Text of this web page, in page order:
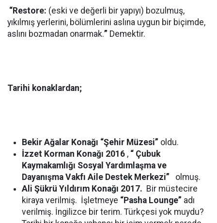
“Restore: (eski ve değerli bir yapıyı) bozulmuş,
yıkılmış yerlerini, bölümlerini aslına uygun bir biçimde,
aslını bozmadan onarmak.” Demektir.
Tarihi konaklardan;
Bekir Ağalar Konağı “Şehir Müzesi” oldu.
İzzet Korman Konağı 2016 , “ Çubuk
Kaymakamlığı Sosyal Yardımlaşma ve
Dayanışma Vakfı Aile Destek Merkezi”
olmuş.
Ali Şükrü Yıldırım Konağı 2017. Bir müstecire
kiraya verilmiş. İşletmeye “Pasha Lounge” adı
verilmiş. İngilizce bir terim. Türkçesi yok muydu?